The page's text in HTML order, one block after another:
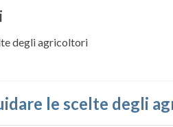
degli agricoltori
le scelte degli